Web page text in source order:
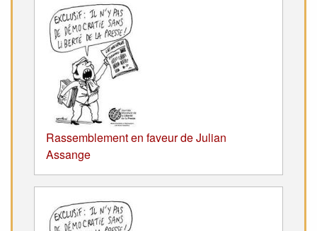
Rassemblement en faveur de Julian
Assange